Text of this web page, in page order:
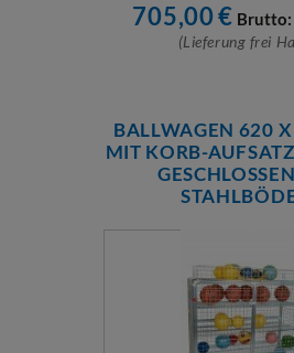
705,00€
(Lieferung frei
BALLWAGEN 620
MIT KORB-